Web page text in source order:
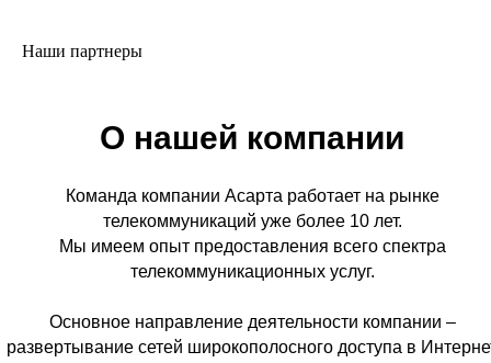
О нашей компании
Команда компании Асарта работает на рынке
телекоммуникаций уже более 10 лет.
Мы имеем опыт предоставления всего спектра
телекоммуникационных услуг.
Основное направление деятельности компании –
развертывание сетей широкополосного доступа в
Наши партнеры